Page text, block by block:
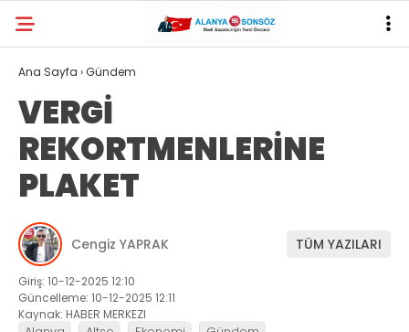
29.2°
Ana Sayfa ›Gündem
VERGİ
REKORTMENLERİNE
PLAKET
Cengiz YAPRAK TÜM YAZILARI
Giriş: 10-12-2025 12:10
Güncelleme: 10-12-2025 12:11
Kaynak: HABER MERKEZI